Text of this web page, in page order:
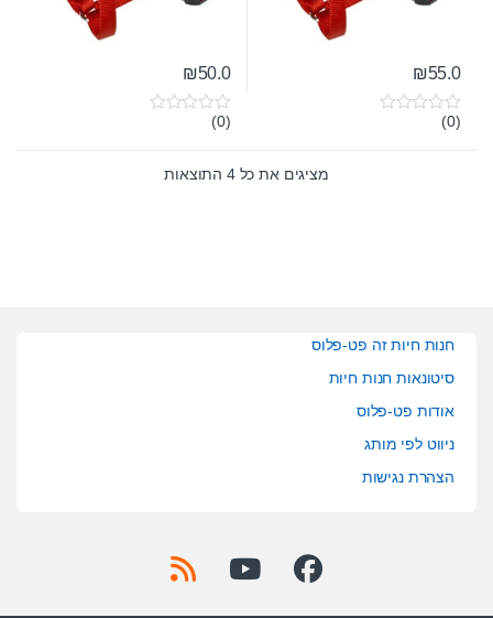
₪55.0
0
u
(0)
₪50.0
0
u
t
(0)
מציגים את כל ⁦4⁩ התוצאות
חנות חיות זה פט-פלוס
סיטונאות חנות חיות
אודות פט-פלוס
ניווט לפי מותג
הצהרת נגישות